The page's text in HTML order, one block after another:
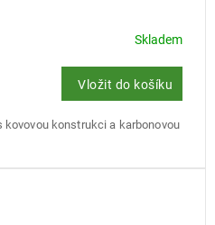
Skladem
Vložit do košíku
konstrukci a karbonovou